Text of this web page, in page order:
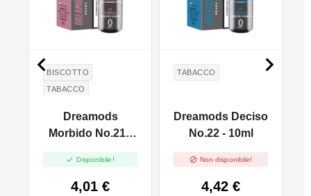
BISCOTTO
TABACCO
Dreamods
Morbido No.21 -
 Disponibile!
4,01 €
TABACCO
Dreamods Deciso
No.22 - 10ml
 Non disponibile!
4,42 €
 